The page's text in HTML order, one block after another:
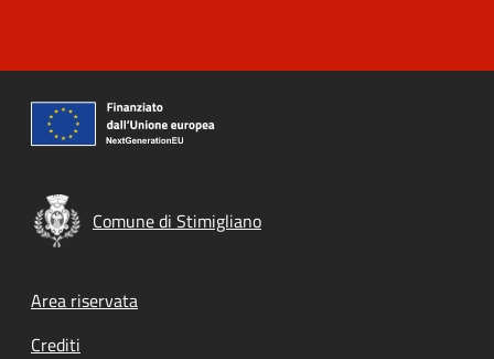
Comune di Stimigliano
Footer menu
Area riservata
Crediti